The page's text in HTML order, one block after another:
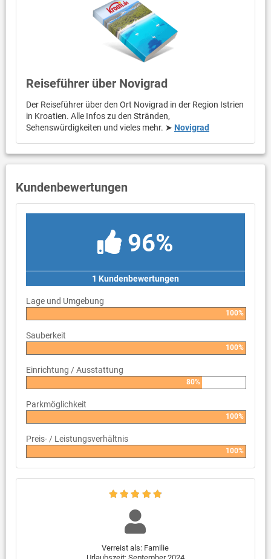
Reiseführer über Novigrad
Der Reiseführer über den Ort Novigrad in der Region Istrien
in Kroatien. Alle Infos zu den Stränden,
Sehenswürdigkeiten und vieles mehr. ➤ Novigrad
Kundenbewertungen
96%
1 Kundenbewertungen
Lage und Umgebung
100%
Sauberkeit
100%
Einrichtung / Ausstattung
80%
Parkmöglichkeit
100%
Preis- / Leistungsverhältnis
100%
Verreist als: Familie